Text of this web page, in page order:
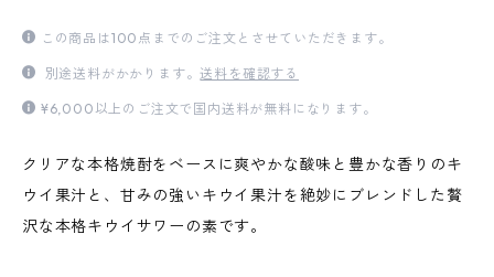
この商品は100点までのご注文とさせていただきます。
別途送料がかかります。送料を確認する
¥6,000以上のご注文で国内送料が無料になります。
クリアな本格焼酎をベースに爽やかな酸味と豊かな香りのキ
ウイ果汁と、甘みの強いキウイ果汁を絶妙にブレンドした贅
沢な本格キウイサワーの素です。